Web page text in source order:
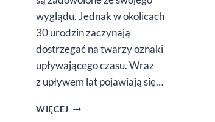
wyglądu. Jednak w okolicach
30 urodzin zaczynają
dostrzegać na twarzy oznaki
upływającego czasu. Wraz
z upływem lat pojawiają się…
WIĘCEJ KREMY